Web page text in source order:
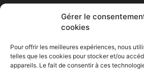
Gérer le
cookies
Pour offrir les meilleures expériences, nous
telles que les cookies pour stocker et/ou
appareils. Le fait de consentir à ces